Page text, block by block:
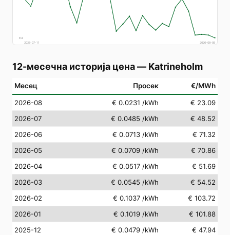
€4
2026-07-11
2026-08-09
12-месечна историја цена— Katrineholm
Месец Просек €/MWh
2026-08 € 0.0231 /kWh
€ 23.09
2026-07
€ 0.0485 /kWh
€ 48.52
2026-06
€ 0.0713 /kWh
€ 71.32
2026-05
€ 0.0709 /kWh
€ 70.86
2026-04
€ 0.0517 /kWh
€ 51.69
2026-03
€ 0.0545 /kWh
€ 54.52
2026-02
€ 0.1037 /kWh
€ 103.72
2026-01
€ 0.1019 /kWh
€ 101.88
2025-12
€ 0.0479 /kWh
€ 47.94